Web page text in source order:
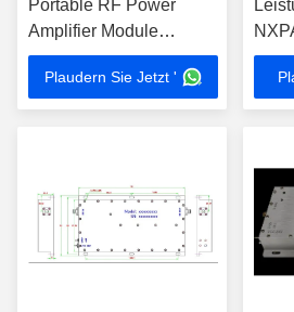
Portable RF Power
Amplifier Module
Hochleistungs-Anti-
Drohnen-Anti-UAV-
System mit Zubehör
Plaudern Sie Jetzt '